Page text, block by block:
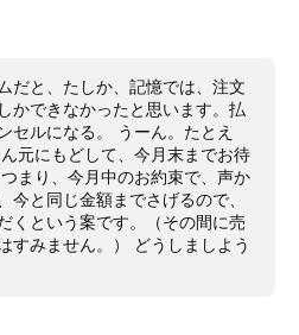
だと、たしか、記憶では、注文
かできなかったと思います。払
セルになる。 うーん。たとえ
元にもどして、今月末までお待
まり、今月中のお約束で、声か
今と同じ金額までさげるので、
くという案です。（その間に売
すみません。） どうしましよう